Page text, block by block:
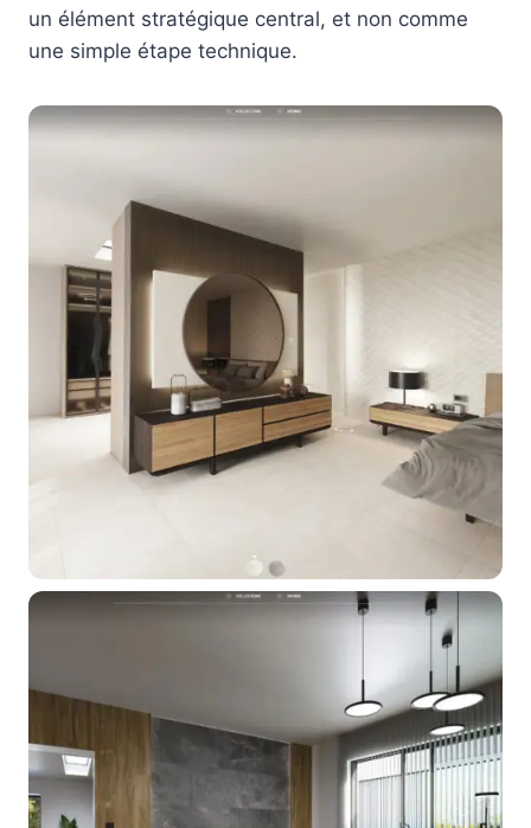
un élément stratégique central, et non comme
une simple étape technique.